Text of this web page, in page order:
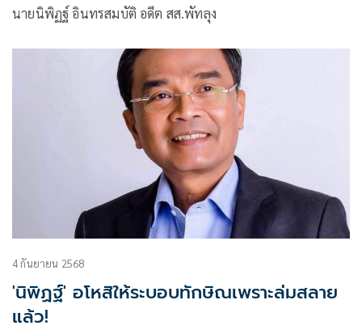
นายนิพิฏฐ์ อินทรสมบัติ อดีต สส.พัทลุง
4 กันยายน 2568
'นิพิฏฐ์' อโหสิให้ระบอบทักษิณเพราะล่มสลาย
แล้ว!